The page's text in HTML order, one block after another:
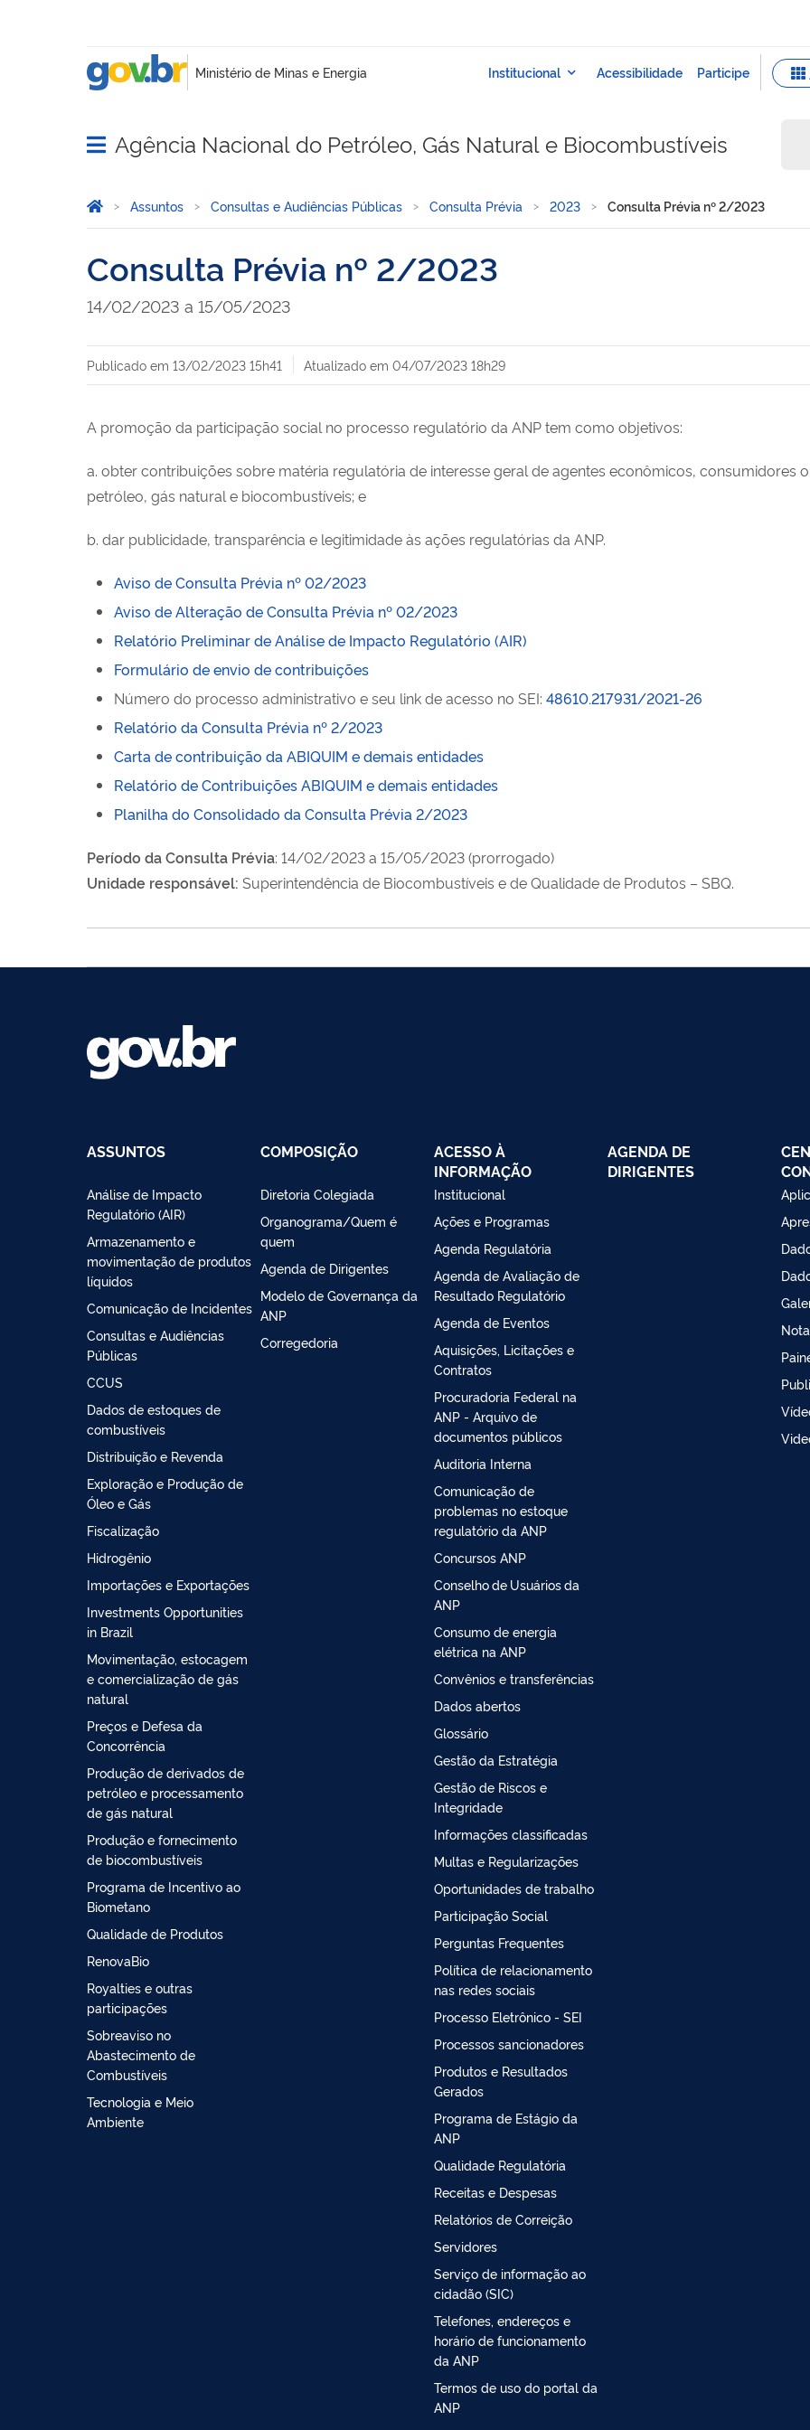
Abrir menu principal de navegação
Agência Nacional do Petróleo, Gás Natural e Biocombustíveis
Você está aqui:
Página Inicial
Assuntos Consultas e Audiências Públicas Consulta Prévia 2023 Consulta Prévia nº 2/2023
Consulta Prévia nº 2/2023
14/02/2023 a 15/05/2023
Publicado em 13/02/2023 15h41 Atualizado em 04/07/2023 18h29
A promoção da participação social no processo regulatório da ANP tem como objetivos:
a. obter contribuições sobre matéria regulatória de interesse geral de agentes econômicos, consumidores
petróleo, gás natural e biocombustíveis; e
b. dar publicidade, transparência e legitimidade às ações regulatórias da ANP.
Aviso de Consulta Prévia nº 02/2023
Aviso de Alteração de Consulta Prévia nº 02/2023
Relatório Preliminar de Análise de Impacto Regulatório (AIR)
Formulário de envio de contribuições
Número do processo administrativo e seu link de acesso no SEI: 48610.217931/2021-26
Relatório da Consulta Prévia nº 2/2023
Carta de contribuição da ABIQUIM e demais entidades
Relatório de Contribuições ABIQUIM e demais entidades
Planilha do Consolidado da Consulta Prévia 2/2023
Período da Consulta Prévia: 14/02/2023 a 15/05/2023 (prorrogado)
Unidade responsável: Superintendência de Biocombustíveis e de Qualidade de Produtos – SBQ.
ASSUNTOS
Análise de Impacto
Regulatório (AIR)
Armazenamento e
movimentação de produtos
líquidos
Comunicação de Incidentes
Consultas e Audiências
Públicas
CCUS
Dados de estoques de
combustíveis
Distribuição e Revenda
Exploração e Produção de
Óleo e Gás
Fiscalização
Hidrogênio
Importações e Exportações
Investments Opportunities
in Brazil
Movimentação, estocagem
e comercialização de gás
natural
Preços e Defesa da
Concorrência
Produção de derivados de
petróleo e processamento
de gás natural
Produção e fornecimento
de biocombustíveis
Programa de Incentivo ao
Biometano
Qualidade de Produtos
RenovaBio
Royalties e outras
participações
Sobreaviso no
Abastecimento de
Combustíveis
Tecnologia e Meio
Ambiente
COMPOSIÇÃO
Diretoria Colegiada
Organograma/Quem é
quem
Agenda de Dirigentes
Modelo de Governança da
ANP
Corregedoria
ACESSO À
INFORMAÇÃO
Institucional
Ações e Programas
Agenda Regulatória
Agenda de Avaliação de
Resultado Regulatório
Agenda de Eventos
Aquisições, Licitações e
Contratos
Procuradoria Federal na
ANP - Arquivo de
documentos públicos
Auditoria Interna
Comunicação de
problemas no estoque
regulatório da ANP
Concursos ANP
Conselho de Usuários da
ANP
Consumo de energia
elétrica na ANP
Convênios e transferências
Dados abertos
Glossário
Gestão da Estratégia
Gestão de Riscos e
Integridade
Informações classificadas
Multas e Regularizações
Oportunidades de trabalho
Participação Social
Perguntas Frequentes
Política de relacionamento
nas redes sociais
Processo Eletrônico - SEI
Processos sancionadores
Produtos e Resultados
Gerados
Programa de Estágio da
ANP
Qualidade Regulatória
Receitas e Despesas
Relatórios de Correição
Servidores
Serviço de informação ao
cidadão (SIC)
Telefones, endereços e
horário de funcionamento
da ANP
Termos de uso do portal da
ANP
AGENDA DE
DIRIGENTES